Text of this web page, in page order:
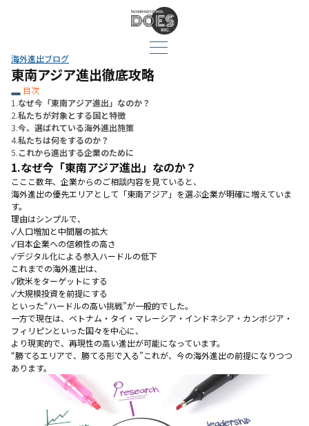
海外進出ブログ
東南アジア進出徹底攻略
目次
1.なぜ今「東南アジア進出」なのか？
2.私たちが対象とする国と特徴
3.今、選ばれている海外進出施策
4.私たちは何をするのか？
5.これから進出する企業のために
1.なぜ今「東南アジア進出」なのか？
こここ数年、企業からのご相談内容を見ていると、
海外進出の優先エリアとして「東南アジア」を選ぶ企業が明確に増えていま
す。
理由はシンプルで、
✓人口増加と中間層の拡大
✓日本企業への信頼性の高さ
✓デジタル化による参入ハードルの低下
これまでの海外進出は、
✓欧米をターゲットにする
✓大規模投資を前提にする
といった“ハードルの高い挑戦”が一般的でした。
一方で現在は、ベトナム・タイ・マレーシア・インドネシア・カンボジア・
フィリピンといった国々を中心に、
より現実的で、再現性の高い進出が可能になっています。
“勝てるエリアで、勝てる形で入る”これが、今の海外進出の前提になりつつ
あります。